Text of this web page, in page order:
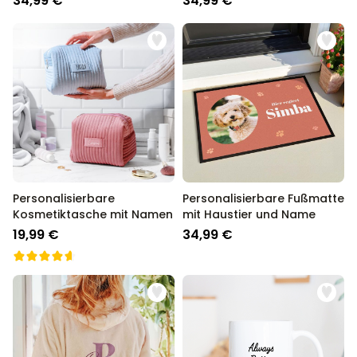
Personalisierbare
Kosmetiktasche mit Namen
19,99 €
Personalisierbare Fußmatte
mit Haustier und Name
34,99 €